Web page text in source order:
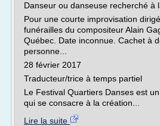
Danseur ou danseuse recherché à
Pour une courte improvisation
funérailles du compositeur Alain
Québec. Date inconnue. Cachet à
personne...
28 février 2017
Traducteur/trice à temps partiel
Le Festival Quartiers Danses est
qui se consacre à la création...
Lire la suite